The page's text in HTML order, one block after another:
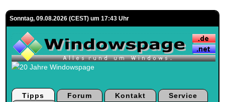
Sonntag, 09.08.2026 (CEST) um 17:43 Uhr
Tipps Forum Kontakt
Service